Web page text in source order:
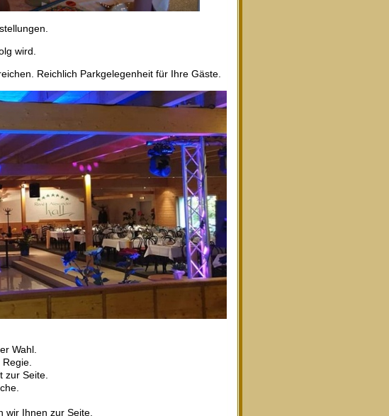
wird.
Reichlich Parkgelegenheit für Ihre Gäste.
Wahl.
Seite.
wir Ihnen zur Seite.